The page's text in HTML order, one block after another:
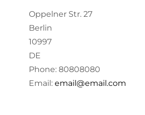
Oppelner Str. 27
Berlin
10997
DE
Phone: 80808080
Email: email@email.com